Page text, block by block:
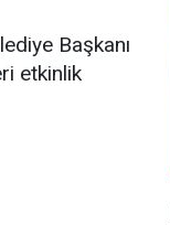
Başkanı
etkinlik